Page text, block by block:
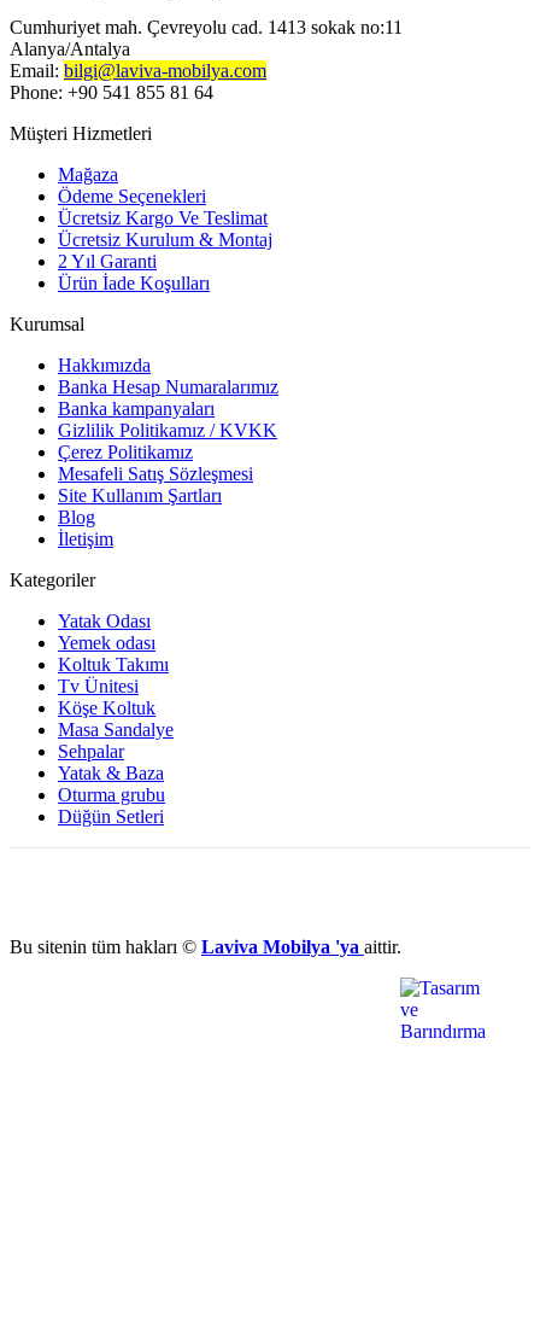
Cumhuriyet mah. Çevreyolu cad. 1413 sokak no:11
Alanya/Antalya
Email: bilgi@laviva-mobilya.com
Phone: +90 541 855 81 64
Müşteri Hizmetleri
Mağaza
Ödeme Seçenekleri
Ücretsiz Kargo Ve Teslimat
Ücretsiz Kurulum & Montaj
2 Yıl Garanti
Ürün İade Koşulları
Kurumsal
Hakkımızda
Banka Hesap Numaralarımız
Banka kampanyaları
Gizlilik Politikamız / KVKK
Çerez Politikamız
Mesafeli Satış Sözleşmesi
Site Kullanım Şartları
Blog
İletişim
Kategoriler
Yatak Odası
Yemek odası
Koltuk Takımı
Tv Ünitesi
Köşe Koltuk
Masa Sandalye
Sehpalar
Yatak & Baza
Oturma grubu
Düğün Setleri
Bu sitenin tüm hakları © Laviva Mobilya 'ya aittir.